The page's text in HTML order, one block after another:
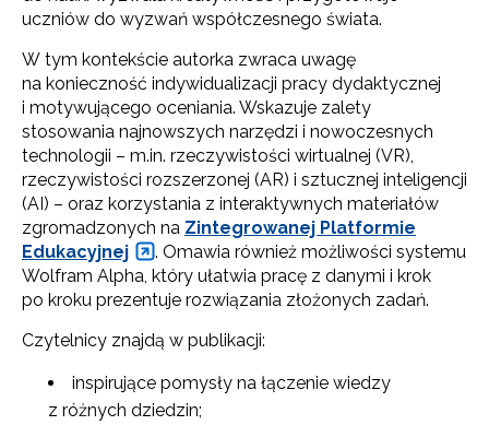
uczniów do wyzwań współczesnego świata.
W tym kontekście autorka zwraca uwagę
na konieczność indywidualizacji pracy dydaktycznej
i motywującego oceniania. Wskazuje zalety
stosowania najnowszych narzędzi i nowoczesnych
technologii – m.in. rzeczywistości wirtualnej (VR),
rzeczywistości rozszerzonej (AR) i sztucznej inteligencji
(AI) – oraz korzystania z interaktywnych materiałów
zgromadzonych na Zintegrowanej Platformie
Edukacyjnej
. Omawia również możliwości systemu
Wolfram Alpha, który ułatwia pracę z danymi i krok
po kroku prezentuje rozwiązania złożonych zadań.
Czytelnicy znajdą w publikacji:
inspirujące pomysły na łączenie wiedzy
z różnych dziedzin;